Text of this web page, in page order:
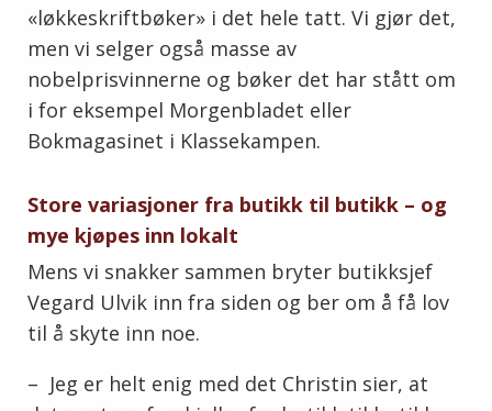
«løkkeskriftbøker» i det hele tatt. Vi gjør det,
men vi selger også masse av
nobelprisvinnerne og bøker det har stått om
i for eksempel Morgenbladet eller
Bokmagasinet i Klassekampen.
Store variasjoner fra butikk til butikk – og
mye kjøpes inn lokalt
Mens vi snakker sammen bryter butikksjef
Vegard Ulvik inn fra siden og ber om å få lov
til å skyte inn noe.
– Jeg er helt enig med det Christin sier, at